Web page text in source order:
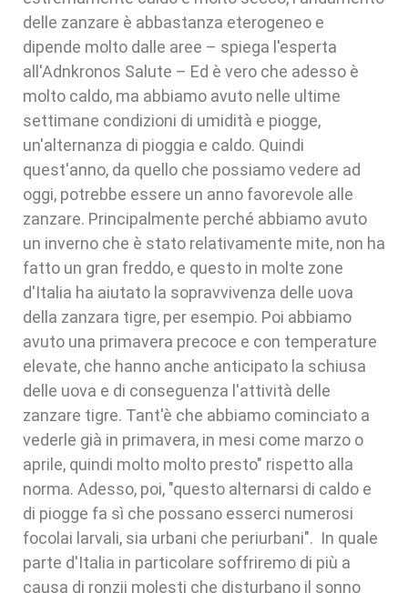
delle zanzare è abbastanza eterogeneo e
dipende molto dalle aree – spiega l'esperta
all'Adnkronos Salute – Ed è vero che adesso è
molto caldo, ma abbiamo avuto nelle ultime
settimane condizioni di umidità e piogge,
un'alternanza di pioggia e caldo. Quindi
quest'anno, da quello che possiamo vedere ad
oggi, potrebbe essere un anno favorevole alle
zanzare. Principalmente perché abbiamo avuto
un inverno che è stato relativamente mite, non ha
fatto un gran freddo, e questo in molte zone
d'Italia ha aiutato la sopravvivenza delle uova
della zanzara tigre, per esempio. Poi abbiamo
avuto una primavera precoce e con temperature
elevate, che hanno anche anticipato la schiusa
delle uova e di conseguenza l'attività delle
zanzare tigre. Tant'è che abbiamo cominciato a
vederle già in primavera, in mesi come marzo o
aprile, quindi molto molto presto" rispetto alla
norma. Adesso, poi, "questo alternarsi di caldo e
di piogge fa sì che possano esserci numerosi
focolai larvali, sia urbani che periurbani". In quale
parte d'Italia in particolare soffriremo di più a
causa di ronzii molesti che disturbano il sonno